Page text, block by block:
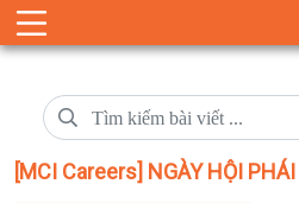
[MCI Careers] NGÀY HỘI